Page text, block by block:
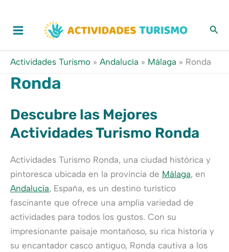
contenido
Actividades Turismo » Andalucía » Málaga » Ronda
Ronda
Descubre las Mejores
Actividades Turismo Ronda
Actividades Turismo Ronda, una ciudad histórica y
pintoresca ubicada en la provincia de Málaga, en
Andalucía, España, es un destino turístico
fascinante que ofrece una amplia variedad de
actividades para todos los gustos. Con su
impresionante paisaje montañoso, su rica historia y
su encantador casco antiguo, Ronda cautiva a los